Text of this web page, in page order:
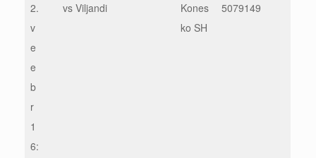
2.
v
e
e
b
r
1
6:
vs Viljandi
Kones
ko SH
5079149